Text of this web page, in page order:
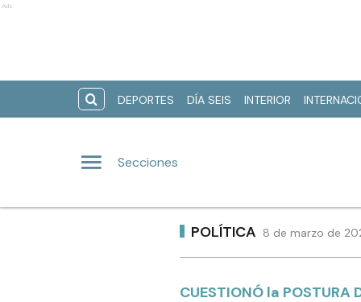
Ads
DEPORTES DÍA SEIS INTERIOR
Secciones
POLÍTICA 8 de marzo de
CUESTIONÓ la POSTURA